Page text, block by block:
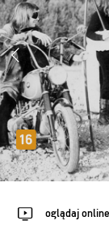
oglądaj online